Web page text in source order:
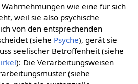
wie eine für sich
weil sie also psychische
von den entsprechenden
(siehe Psyche), gerät sie
seelischer Betroffenheit (siehe
): Die Verarbeitungsweisen
(siehe